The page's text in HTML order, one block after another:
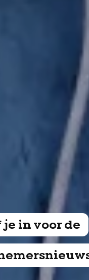
in voor de